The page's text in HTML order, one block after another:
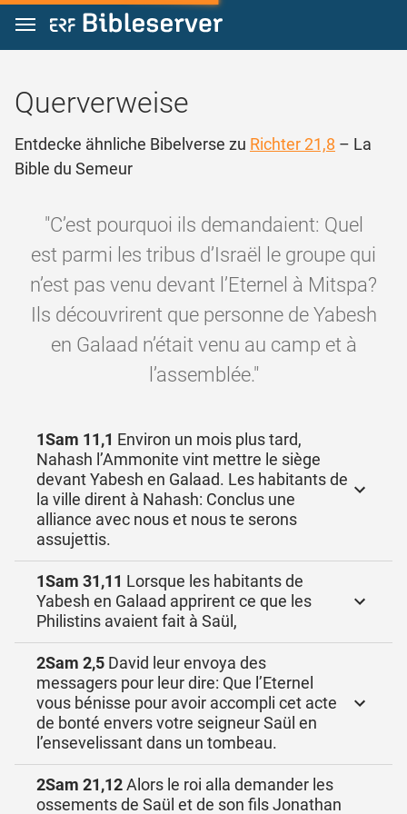
Zum Inhalt springen
Querverweise
Entdecke ähnliche Bibelverse zu Richter 21,8 – La
Bible du Semeur
"C’est pourquoi ils demandaient: Quel
est parmi les tribus d’Israël le groupe qui
n’est pas venu devant l’Eternel à Mitspa?
Ils découvrirent que personne de Yabesh
en Galaad n’était venu au camp et à
l’assemblée."
1Sam 11,1 Environ un mois plus tard,
Nahash l’Ammonite vint mettre le siège
devant Yabesh en Galaad. Les habitants de
la ville dirent à Nahash: Conclus une
alliance avec nous et nous te serons
assujettis.
1Sam 31,11 Lorsque les habitants de
Yabesh en Galaad apprirent ce que les
Philistins avaient fait à Saül,
2Sam 2,5 David leur envoya des
messagers pour leur dire: Que l’Eternel
vous bénisse pour avoir accompli cet acte
de bonté envers votre seigneur Saül en
l’ensevelissant dans un tombeau.
2Sam 21,12Alors le roi alla demander les
ossements de Saül et de son fils Jonathan